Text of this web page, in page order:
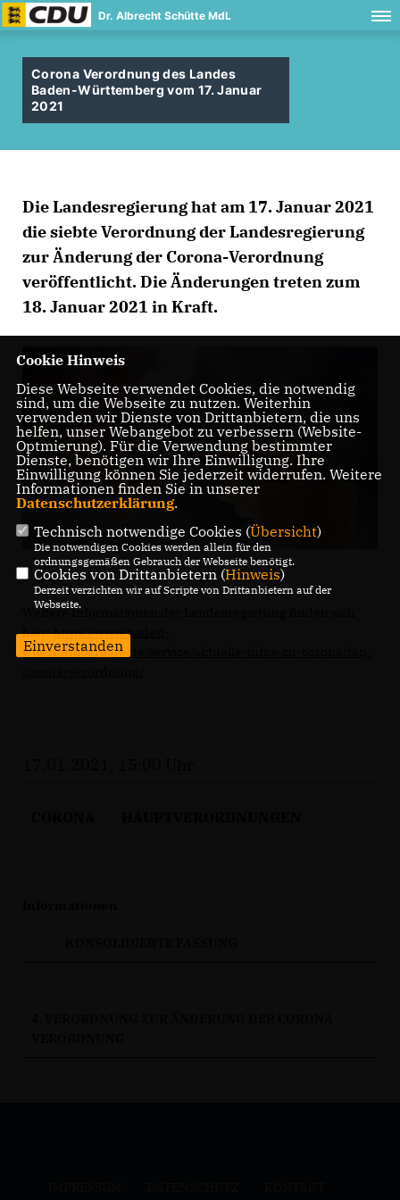
Dr. Albrecht Schütte MdL
Corona Verordnung des Landes
Baden-Württemberg vom 17. Januar
2021
Die Landesregierung hat am 17. Januar 2021
die siebte Verordnung der Landesregierung
zur Änderung der Corona-Verordnung
veröffentlicht. Die Änderungen treten zum
18. Januar 2021 in Kraft.
Weitere Informationen der Landesregierung finden sich
hier:https://www.baden-
wuerttemberg.de/de/service/aktuelle-infos-zu-corona/faq-
Cookie Hinweis
Diese Webseite verwendet Cookies, die notwendig
sind, um die Webseite zu nutzen. Weiterhin
verwenden wir Dienste von Drittanbietern, die uns
helfen, unser Webangebot zu verbessern (Website-
Optmierung). Für die Verwendung bestimmter
Dienste, benötigen wir Ihre Einwilligung. Ihre
Einwilligung können Sie jederzeit widerrufen. Weitere
Informationen finden Sie in unserer
Datenschutzerklärung.
Technisch notwendige Cookies (Übersicht)
Die notwendigen Cookies werden allein für den
ordnungsgemäßen Gebrauch der Webseite benötigt.
Cookies von Drittanbietern (Hinweis)
Derzeit verzichten wir auf Scripte von Drittanbietern auf der
Webseite.
Einverstanden